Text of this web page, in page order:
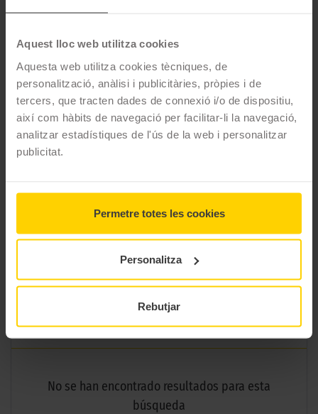
Aquest lloc web utilitza cookies
Aquesta web utilitza cookies tècniques, de
personalització, anàlisi i publicitàries, pròpies i de
tercers, que tracten dades de connexió i/o de dispositiu,
així com hàbits de navegació per facilitar-li la navegació,
analitzar estadístiques de l'ús de la web i personalitzar
publicitat.
Permetre totes les cookies
Personalitza
Rebutjar
Kumho
Model
KL71
Estació
Tipus conducció
0 MIDES DEL PNEUMÀTIC
Filtrar per mesura
Mesures
No se han encontrado resultados para esta
búsqueda